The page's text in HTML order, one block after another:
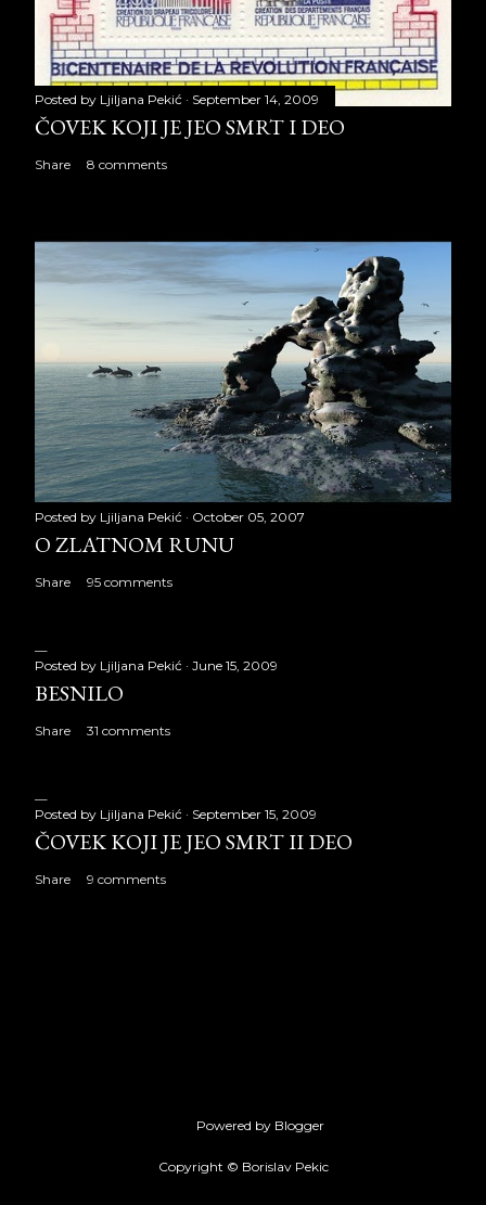
Posted by Ljiljana Pekić September 14, 2009
ČOVEK KOJI JE JEO SMRT I DEO
Share 8 comments
Posted by Ljiljana Pekić October 05, 2007
O ZLATNOM RUNU
Share 95 comments
Posted by Ljiljana Pekić June 15, 2009
BESNILO
Share 31 comments
Posted by Ljiljana Pekić September 15, 2009
ČOVEK KOJI JE JEO SMRT II DEO
Share 9 comments
Powered by Blogger
Copyright © Borislav Pekic